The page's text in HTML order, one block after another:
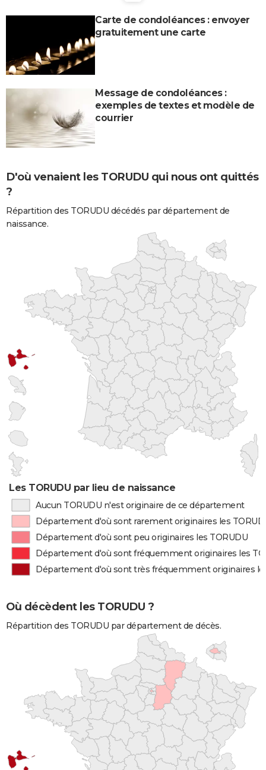
Carte de condoléances : envoyer
gratuitement une carte
Message de condoléances :
exemples de textes et modèle de
courrier
D'où venaient les TORUDU qui nous ont quittés
?
Répartition des TORUDU décédés par département de
naissance.
Les TORUDU par lieu de naissance
Aucun TORUDU n'est originaire de ce département
Département d'où sont rarement originaires les
Département d'où sont peu originaires les TORUDU
Département d'où sont fréquemment originaires les
Département d'où sont très fréquemment originaires
Où décèdent les TORUDU ?
Répartition des TORUDU par département de décès.